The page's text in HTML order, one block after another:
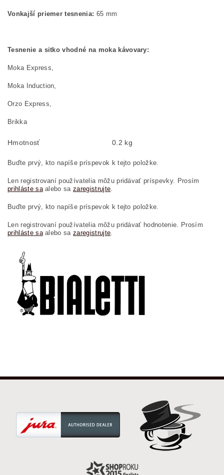
Vonkajší priemer tesnenia: 65 mm
Tesnenie a sitko vhodné na moka kávovary:
Moka Express,
Moka Induction,
Orzo Express,
Brikka
Hmotnosť 0.2 kg
Buďte prvý, kto napíše príspevok k tejto položke.
Len registrovaní používatelia môžu pridávať príspevky. Prosím
prihláste saalebo sazaregistrujte.
Buďte prvý, kto napíše príspevok k tejto položke.
Len registrovaní používatelia môžu pridávať hodnotenie. Prosím
prihláste saalebo sazaregistrujte.